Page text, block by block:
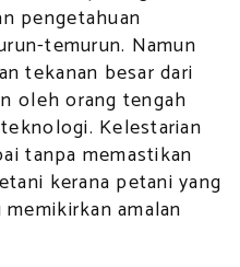
pengetahuan
temurun. Namun
tekanan besar dari
oleh orang tengah
Kelestarian
tanpa memastikan
kerana petani yang
amalan